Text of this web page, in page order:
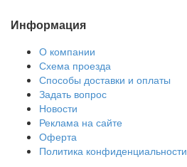
Информация
О компании
Схема проезда
Способы доставки и оплаты
Задать вопрос
Новости
Реклама на сайте
Оферта
Политика конфиденциальности